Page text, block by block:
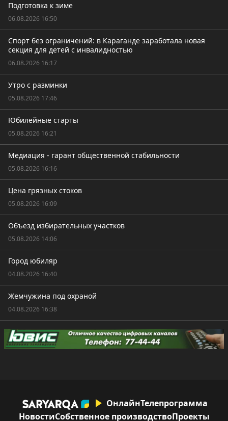
Подготовка к зиме
06.08.2026 16:50
Спорт без ограничений: в Караганде заработала новая
секция для детей с инвалидностью
06.08.2026 16:17
Утро с разминки
05.08.2026 17:46
Юбилейные старты
05.08.2026 16:21
Медиация - гарант общественной стабильности
05.08.2026 16:16
Цена грязных стоков
05.08.2026 16:09
Объезд избирательных участков
05.08.2026 14:06
Город юбиляр
04.08.2026 16:40
Жемчужина под охраной
04.08.2026 16:38
ОнлайнТелепрограмма
НовостиСобственное производствоПроекты